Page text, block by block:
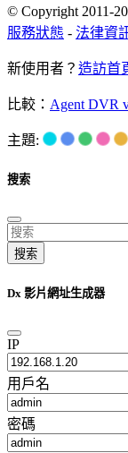
© Copyright 2011-
服務狀態 - 法律資
新使用者？ 造訪首
比較： Agent DVR
主題:
搜索
搜索
Dx 影片網址生成器
IP
用戶名
密碼